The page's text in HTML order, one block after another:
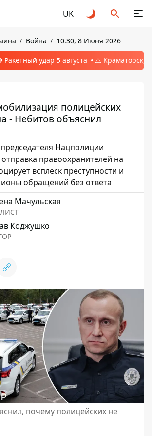
UK
Война 10:30, 8 Июня 2026
Ракетный удар 5 августа ⚠️ Краматорск,
полицейских
- Небитов объяснил
Нацполиции
отправка правоохранителей на
всплеск преступности и
обращений без ответа
Мачульская
Коджушко
почему полицейских не